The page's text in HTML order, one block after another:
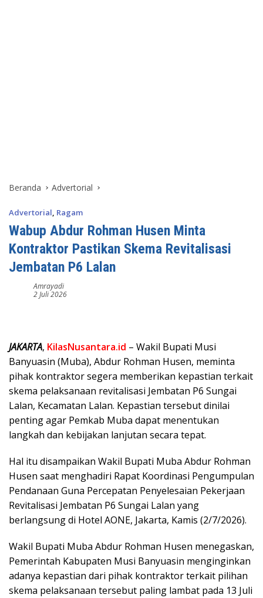
Beranda Advertorial
Advertorial, Ragam
Wabup Abdur Rohman Husen Minta
Kontraktor Pastikan Skema Revitalisasi
Jembatan P6 Lalan
Amrayadi
2 Juli 2026
JAKARTA, KilasNusantara.id – Wakil Bupati Musi
Banyuasin (Muba), Abdur Rohman Husen, meminta
pihak kontraktor segera memberikan kepastian terkait
skema pelaksanaan revitalisasi Jembatan P6 Sungai
Lalan, Kecamatan Lalan. Kepastian tersebut dinilai
penting agar Pemkab Muba dapat menentukan
langkah dan kebijakan lanjutan secara tepat.
Hal itu disampaikan Wakil Bupati Muba Abdur Rohman
Husen saat menghadiri Rapat Koordinasi Pengumpulan
Pendanaan Guna Percepatan Penyelesaian Pekerjaan
Revitalisasi Jembatan P6 Sungai Lalan yang
berlangsung di Hotel AONE, Jakarta, Kamis (2/7/2026).
Wakil Bupati Muba Abdur Rohman Husen menegaskan,
Pemerintah Kabupaten Musi Banyuasin menginginkan
adanya kepastian dari pihak kontraktor terkait pilihan
skema pelaksanaan tersebut paling lambat pada 13 Juli